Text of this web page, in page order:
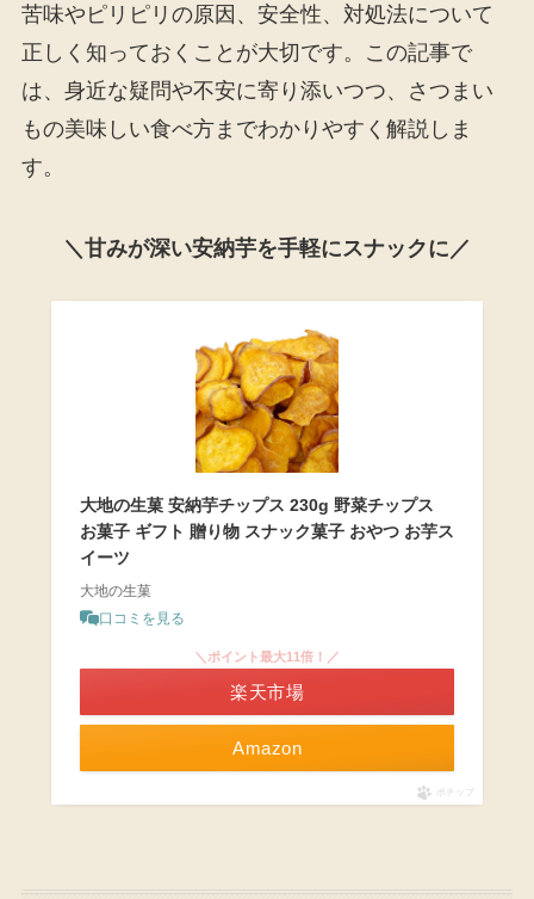
苦味やピリピリの原因、安全性、対処法について
正しく知っておくことが大切です。この記事で
は、身近な疑問や不安に寄り添いつつ、さつまい
もの美味しい食べ方までわかりやすく解説しま
す。
＼甘みが深い安納芋を手軽にスナックに／
大地の生菓 安納芋チップス 230g 野菜チップス
お菓子 ギフト 贈り物 スナック菓子 おやつ お芋ス
イーツ
大地の生菓
口コミを見る
Amazon
＼ポイント最大11倍！／
楽天市場
ポチップ